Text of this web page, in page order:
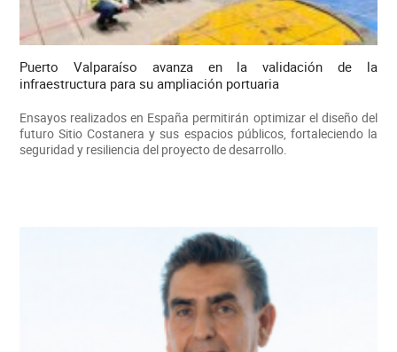
Puerto Valparaíso avanza en la validación de la
infraestructura para su ampliación portuaria
Ensayos realizados en España permitirán optimizar el diseño del
futuro Sitio Costanera y sus espacios públicos, fortaleciendo la
seguridad y resiliencia del proyecto de desarrollo.